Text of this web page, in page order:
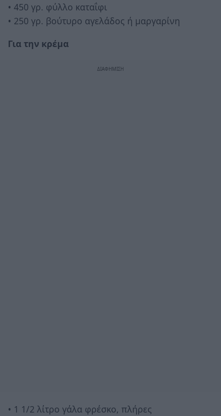
• 450 γρ. φύλλο καταΐφι
• 250 γρ. βούτυρο αγελάδος ή μαργαρίνη
Για την κρέμα
• 1 1/2 λίτρο γάλα φρέσκο, πλήρες